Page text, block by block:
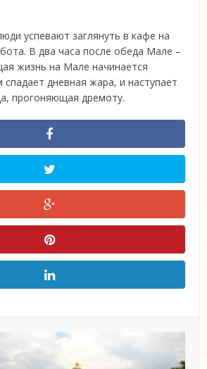
успевают заглянуть в кафе на
В два часа после обеда Мале –
жизнь на Мале начинается
дневная жара, и наступает
прогоняющая дремоту.